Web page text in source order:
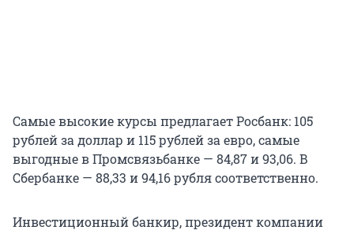
Самые высокие курсы предлагает Росбанк: 105
рублей за доллар и 115 рублей за евро, самые
выгодные в Промсвязьбанке — 84,87 и 93,06. В
Сбербанке — 88,33 и 94,16 рубля соответственно.
Инвестиционный банкир, президент компании